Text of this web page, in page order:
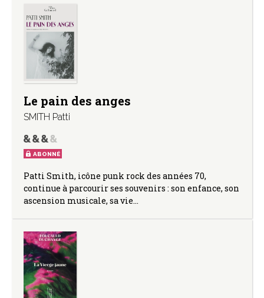
Le pain des anges
SMITH Patti
ABONNÉ
Patti Smith, icône punk rock des années 70,
continue à parcourir ses souvenirs : son enfance, son
ascension musicale, sa vie…